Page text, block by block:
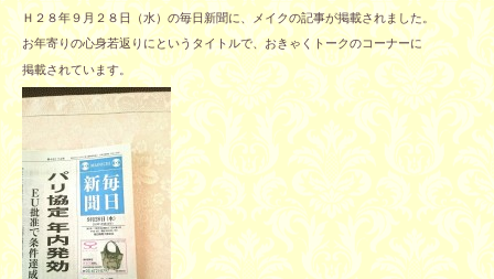
Ｈ２８年９月２８日（水）の毎日新聞に、メイクの記事が掲載されました。
お年寄りの心身若返りにというタイトルで、おきゃくトークのコーナーに
掲載されています。